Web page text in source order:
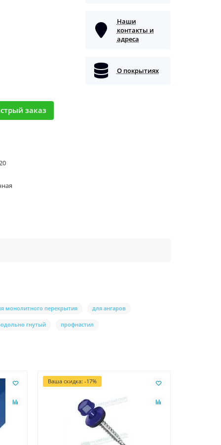
заказ
Наши
контакты и
адреса
О покрытиях
монолитного перекрытия для ангаров
гнутый профнастил
Ваша скидка: -17%